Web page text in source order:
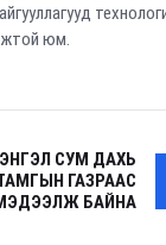
юм.
СУМ ДАХЬ
ГАЗРААС
БАЙНА